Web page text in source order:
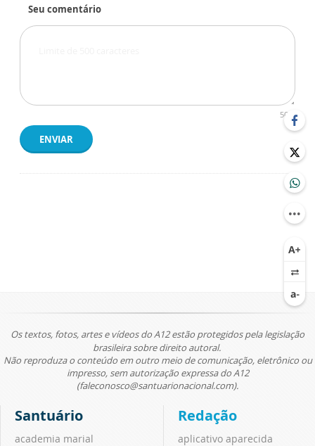
Seu comentário
500
ENVIAR
Os textos, fotos, artes e vídeos do A12 estão protegidos pela legislação
brasileira sobre direito autoral.
Não reproduza o conteúdo em outro meio de comunicação, eletrônico ou
impresso, sem autorização expressa do A12
(faleconosco@santuarionacional.com).
Santuário
academia marial
Redação
aplicativo aparecida